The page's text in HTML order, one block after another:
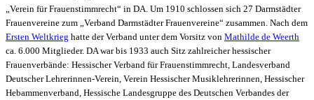
„Verein für Frauenstimmrecht“ in DA. Um 1910 schlossen sich 27 Darmstädter
Frauenvereine zum „Verband Darmstädter Frauenvereine“ zusammen. Nach dem
Ersten Weltkrieg hatte der Verband unter dem Vorsitz von Mathilde de Weerth
ca. 6.000 Mitglieder. DA war bis 1933 auch Sitz zahlreicher hessischer
Frauenverbände: Hessischer Verband für Frauenstimmrecht, Landesverband
Deutscher Lehrerinnen-Verein, Verein Hessischer Musiklehrerinnen, Hessischer
Hebammenverband, Hessische Landesgruppe des Deutschen Verbandes der